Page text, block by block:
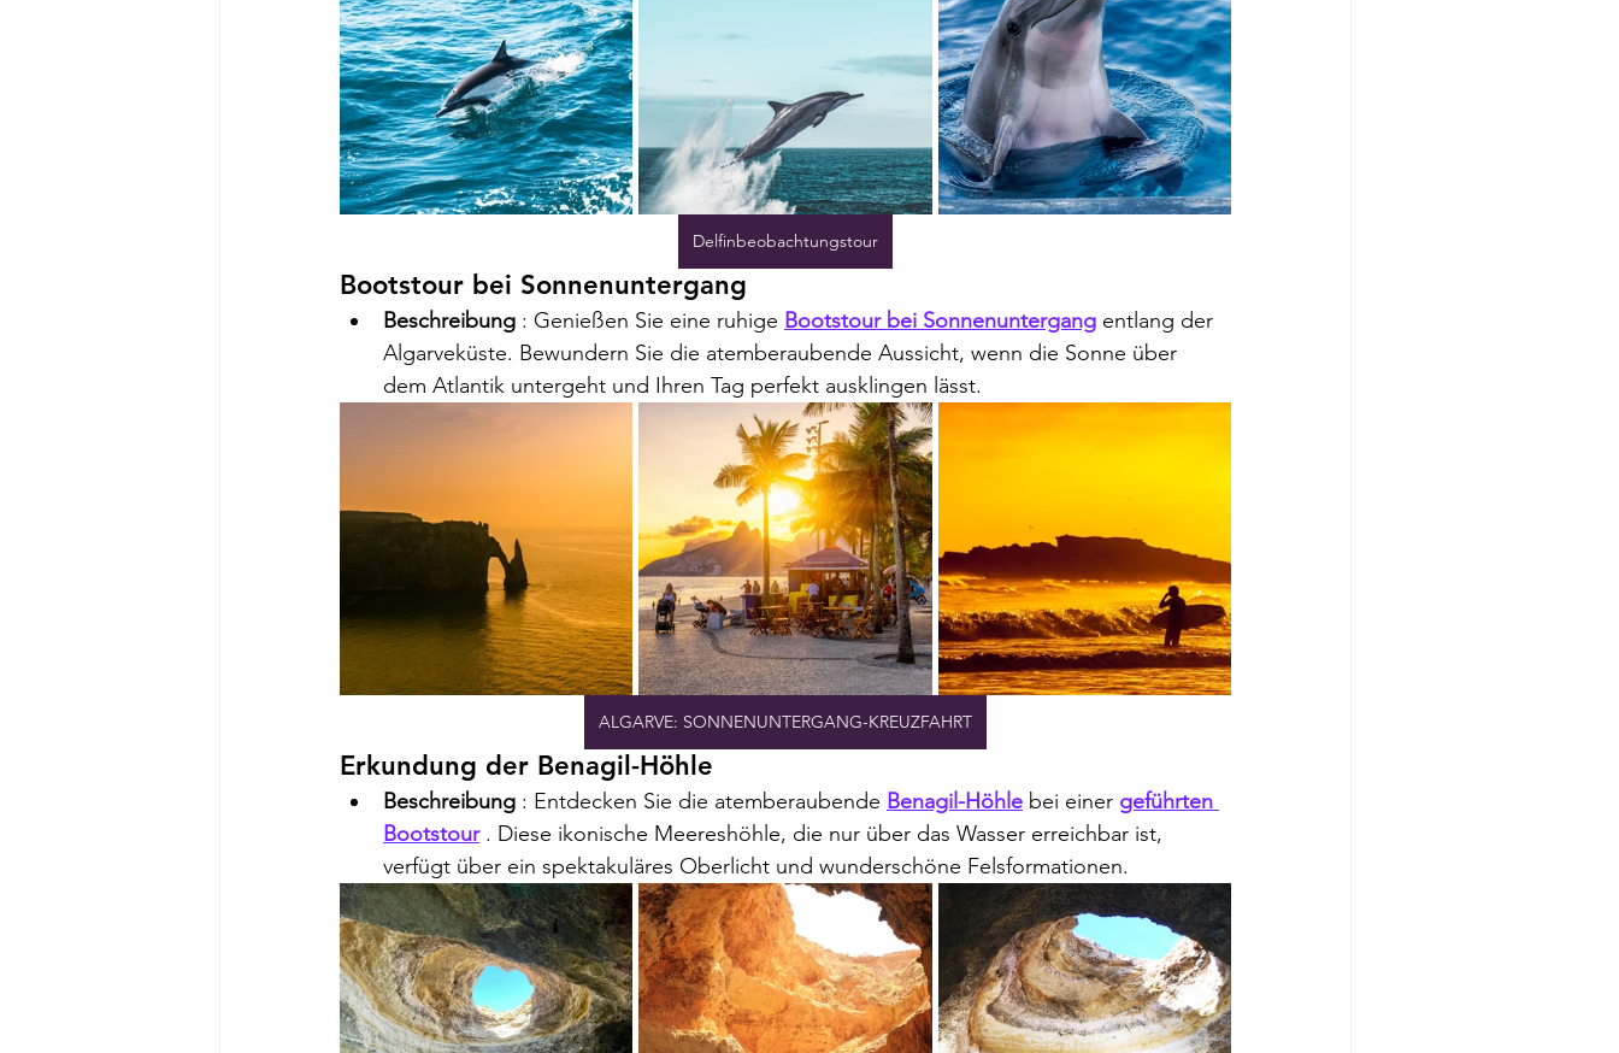
Delfinbeobachtungstour
Bootstour bei Sonnenuntergang
Beschreibung : Genießen Sie eine ruhige Bootstour bei Sonnenuntergang entlang der
Algarveküste. Bewundern Sie die atemberaubende Aussicht, wenn die Sonne über
dem Atlantik untergeht und Ihren Tag perfekt ausklingen lässt.
ALGARVE: SONNENUNTERGANG-KREUZFAHRT
Erkundung der Benagil-Höhle
Beschreibung : Entdecken Sie die atemberaubende Benagil-Höhle bei einer geführten
Bootstour . Diese ikonische Meereshöhle, die nur über das Wasser erreichbar ist,
verfügt über ein spektakuläres Oberlicht und wunderschöne Felsformationen.